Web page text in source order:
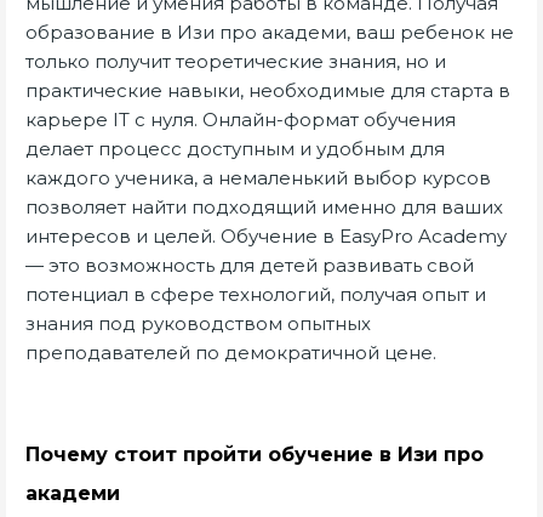
образование в Изи про академи, ваш ребенок не
только получит теоретические знания, но и
практические навыки, необходимые для старта в
карьере IT с нуля. Онлайн-формат обучения
делает процесс доступным и удобным для
каждого ученика, а немаленький выбор курсов
позволяет найти подходящий именно для ваших
интересов и целей. Обучение в EasyPro Academy
— это возможность для детей развивать свой
потенциал в сфере технологий, получая опыт и
знания под руководством опытных
преподавателей по демократичной цене.
Почему стоит пройти обучение в Изи про
академи